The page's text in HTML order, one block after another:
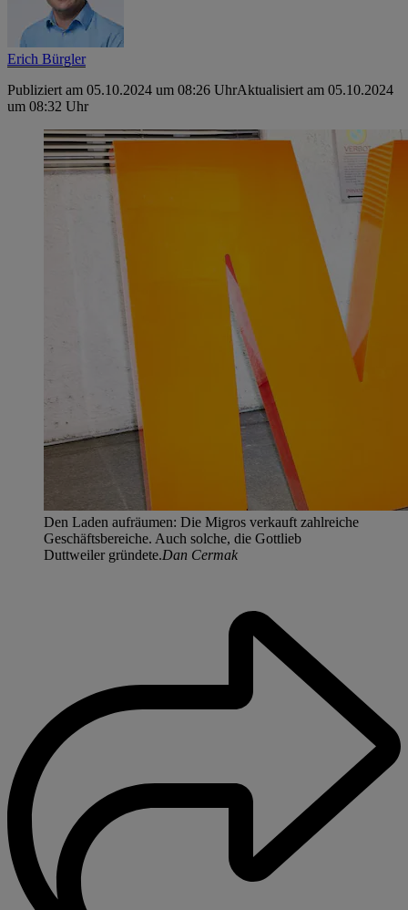
Erich Bürgler
Publiziert am 05.10.2024 um 08:26 UhrAktualisiert am 05.10.2024
um 08:32 Uhr
Den Laden aufräumen: Die Migros verkauft zahlreiche
Geschäftsbereiche. Auch solche, die Gottlieb
Duttweiler gründete.Dan Cermak